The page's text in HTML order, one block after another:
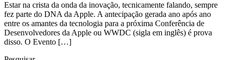
Estar na crista da onda da inovação, tecnicamente falando, sempre
fez parte do DNA da Apple. A antecipação gerada ano após ano
entre os amantes da tecnologia para a próxima Conferência de
Desenvolvedores da Apple ou WWDC (sigla em inglês) é prova
disso. O Evento […]